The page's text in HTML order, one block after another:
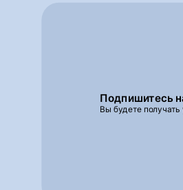
Подпишитесь
Вы будете